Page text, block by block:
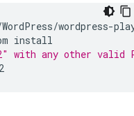
with any other valid